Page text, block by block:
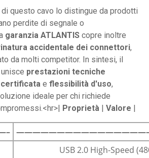
di questo cavo lo distingue da prodotti
perdite di segnale o
garanzia ATLANTIS copre inoltre
accidentale dei connettori,
da molti competitor. In sintesi, il
prestazioni tecniche
e flessibilità d'uso,
ideale per chi richiede
Proprietà | Valore |
USB 2.0 High-Speed